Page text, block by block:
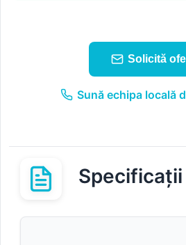
Solicită
Sună echipa locală
Specificații